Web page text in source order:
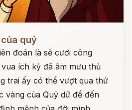
quỷ
đoán là sẽ cưới công
ích kỷ đã âm mưu thủ
trai ấy có thể vượt qua thử
vàng của Quỷ dữ để đến